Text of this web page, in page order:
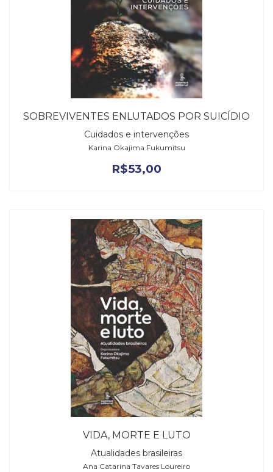
SOBREVIVENTES ENLUTADOS POR SUICÍDIO
Cuidados e intervenções
Karina Okajima Fukumitsu
R$53,00
VIDA, MORTE E LUTO
Atualidades brasileiras
Ana Catarina Tavares Loureiro